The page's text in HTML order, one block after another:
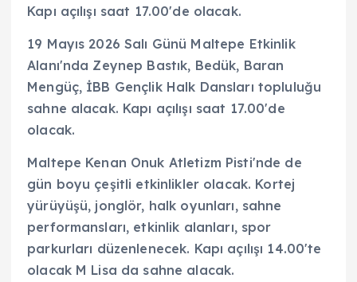
Kapı açılışı saat 17.00'de olacak.
19 Mayıs 2026 Salı Günü Maltepe Etkinlik
Alanı'nda Zeynep Bastık, Bedük, Baran
Mengüç, İBB Gençlik Halk Dansları topluluğu
sahne alacak. Kapı açılışı saat 17.00'de
olacak.
Maltepe Kenan Onuk Atletizm Pisti'nde de
gün boyu çeşitli etkinlikler olacak. Kortej
yürüyüşü, jonglör, halk oyunları, sahne
performansları, etkinlik alanları, spor
parkurları düzenlenecek. Kapı açılışı 14.00'te
olacak M Lisa da sahne alacak.